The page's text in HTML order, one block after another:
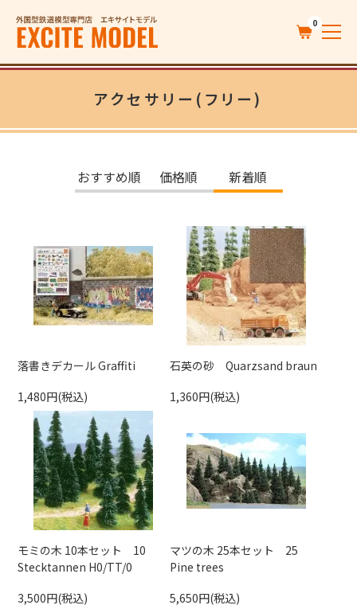
0
アクセサリー(フリー)
おすすめ順 価格順 新着順
落書きデカール Graffiti
1,480円(税込)
石英の砂 Quarzsand braun
1,360円(税込)
モミの木 10本セット 10
Stecktannen H0/TT/0
3,500円(税込)
マツの木 25本セット 25
Pine trees
5,650円(税込)